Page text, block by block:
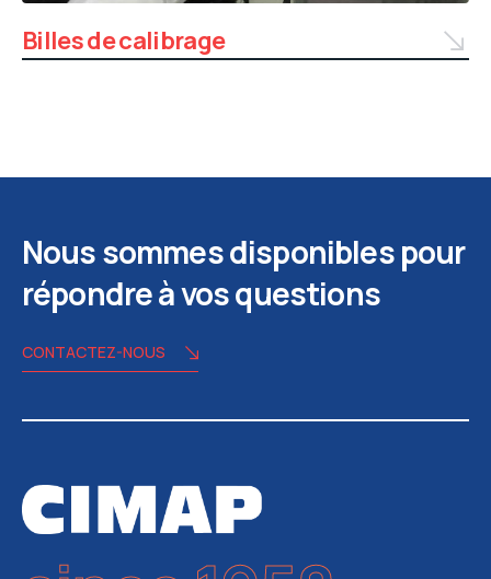
Billes de calibrage
Nous sommes disponibles pour
répondre à vos questions
CONTACTEZ-NOUS